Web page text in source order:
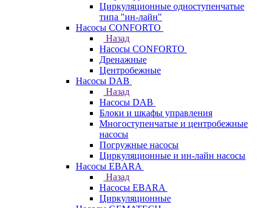
Циркуляционные одноступенчатые
типа "ин-лайн"
Насосы CONFORTO
Назад
Насосы CONFORTO
Дренажные
Центробежные
Насосы DAB
Назад
Насосы DAB
Блоки и шкафы управления
Многоступенчатые и центробежные
насосы
Погружные насосы
Циркуляционные и ин-лайн насосы
Насосы EBARA
Назад
Насосы EBARA
Циркуляционные